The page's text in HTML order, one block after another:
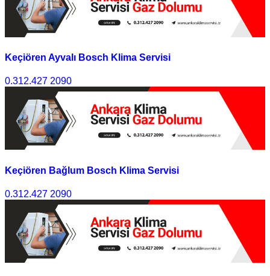
Keçiören Ayvalı Bosch Klima Servisi
0.312.427 2090
Keçiören Bağlum Bosch Klima Servisi
0.312.427 2090